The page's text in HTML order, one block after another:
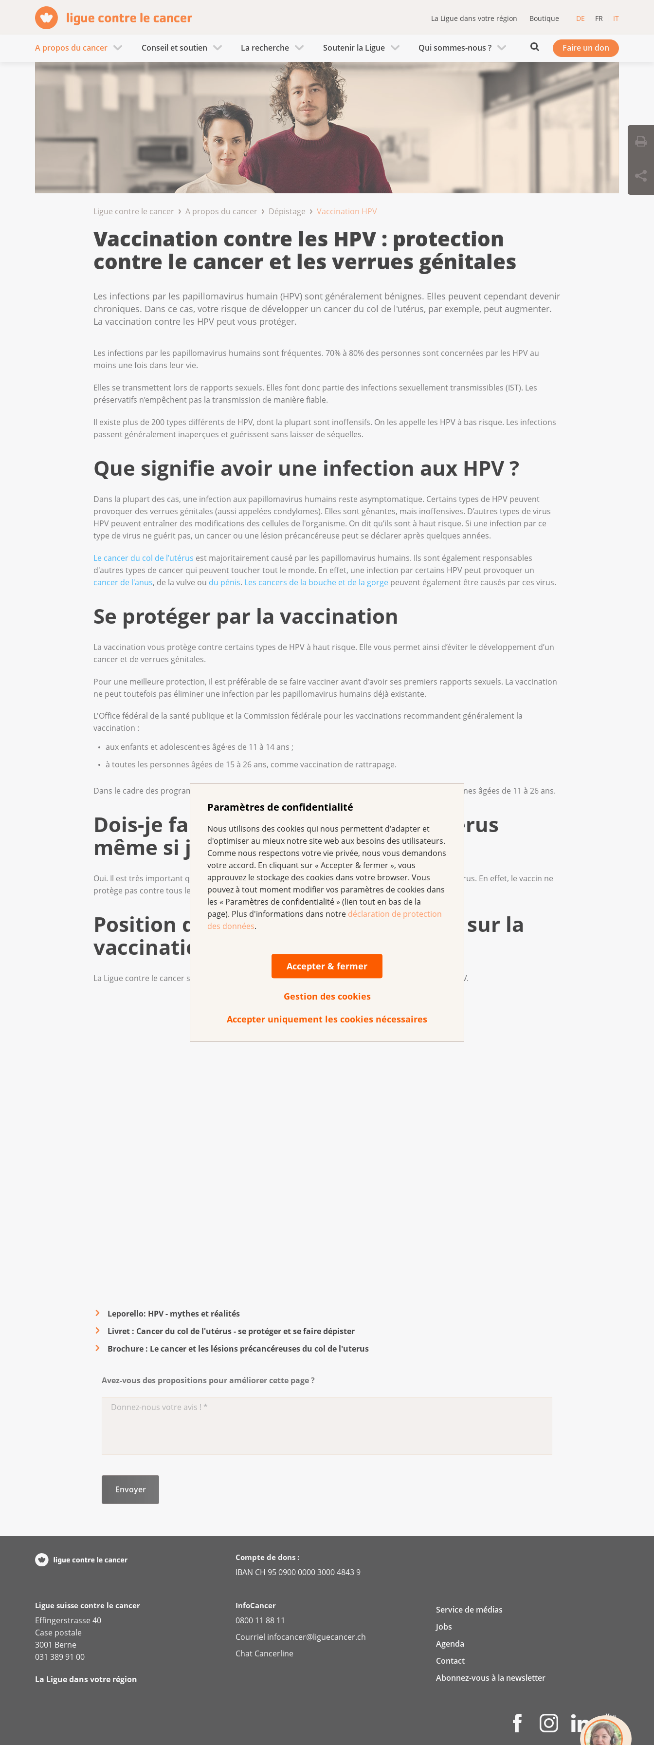
Paramètres de confidentialité
Nous utilisons des cookies qui nous permettent d'adapter et
d'optimiser au mieux notre site web aux besoins des utilisateurs.
Comme nous respectons votre vie privée, nous vous demandons
votre accord. En cliquant sur « Accepter & fermer », vous
approuvez le stockage des cookies dans votre browser. Vous
pouvez à tout moment modifier vos paramètres de cookies dans
les « Paramètres de confidentialité » (lien tout en bas de la
page). Plus d'informations dans notre déclaration de protection
des données.
Accepter & fermer
Gestion des cookies
Accepter uniquement les cookies nécessaires
La Ligue dans votre région Boutique DE FR IT
A propos du cancer Conseil et soutien La recherche Soutenir la Ligue Qui sommes-nous ? Faire un don
Ligue contre le cancer A propos du cancer Dépistage Vaccination HPV
Vaccination contre les HPV : protection
contre le cancer et les verrues génitales
Les infections par les papillomavirus humain (HPV) sont généralement bénignes. Elles peuvent cependant devenir
chroniques. Dans ce cas, votre risque de développer un cancer du col de l'utérus, par exemple, peut augmenter.
La vaccination contre les HPV peut vous protéger.
Les infections par les papillomavirus humains sont fréquentes. 70% à 80% des personnes sont concernées par les HPV au
moins une fois dans leur vie.
Elles se transmettent lors de rapports sexuels. Elles font donc partie des infections sexuellement transmissibles (IST). Les
préservatifs n’empêchent pas la transmission de manière fiable.
Il existe plus de 200 types différents de HPV, dont la plupart sont inoffensifs. On les appelle les HPV à bas risque. Les infections
passent généralement inaperçues et guérissent sans laisser de séquelles.
Que signifie avoir une infection aux HPV ?
Dans la plupart des cas, une infection aux papillomavirus humains reste asymptomatique. Certains types de HPV peuvent
provoquer des verrues génitales (aussi appelées condylomes). Elles sont gênantes, mais inoffensives. D’autres types de virus
HPV peuvent entraîner des modifications des cellules de l'organisme. On dit qu’ils sont à haut risque. Si une infection par ce
type de virus ne guérit pas, un cancer ou une lésion précancéreuse peut se déclarer après quelques années.
Le cancer du col de l’utérus est majoritairement causé par les papillomavirus humains. Ils sont également responsables
d'autres types de cancer qui peuvent toucher tout le monde. En effet, une infection par certains HPV peut provoquer un
cancer de l'anus, de la vulve ou du pénis. Les cancers de la bouche et de la gorge peuvent également être causés par ces virus.
Se protéger par la vaccination
La vaccination vous protège contre certains types de HPV à haut risque. Elle vous permet ainsi d’éviter le développement d’un
cancer et de verrues génitales.
Pour une meilleure protection, il est préférable de se faire vacciner avant d'avoir ses premiers rapports sexuels. La vaccination
ne peut toutefois pas éliminer une infection par les papillomavirus humains déjà existante.
L'Office fédéral de la santé publique et la Commission fédérale pour les vaccinations recommandent généralement la
vaccination :
aux enfants et adolescent·es âgé·es de 11 à 14 ans ;
à toutes les personnes âgées de 15 à 26 ans, comme vaccination de rattrapage.
Dans le cadre des programmes de vaccination cantonaux, la vaccination est gratuite pour les personnes âgées de 11 à 26 ans.
Dois-je faire un frottis du col de l'utérus
même si je suis vaccinée ?
Oui. Il est très important que les personnes vaccinées fassent régulièrement un frottis du col de l'utérus. En effet, le vaccin ne
protège pas contre tous les virus HPV pouvant provoquer un cancer.
Position de la Ligue contre le cancer sur la
vaccination
La Ligue contre le cancer salue les progrès réalisés dans la prévention des cancers causés par les HPV.
Leporello: HPV - mythes et réa­li­tés
Livret : Can­cer du col de l'uté­rus - se pro­té­ger et se faire dé­pis­ter
Brochure : Le cancer et les lésions précancéreuses du col de l'uterus
Avez-vous des propositions pour améliorer cette page ?
Compte de dons :
IBAN CH 95 0900 0000 3000 4843 9
Ligue suisse contre le cancer
Effingerstrasse 40
Case postale
3001 Berne
031 389 91 00
La Ligue dans votre région
InfoCancer
0800 11 88 11
Courriel infocancer@liguecancer.ch
Chat Cancerline
Service de médias
Jobs
Agenda
Contact
Abonnez-vous à la newsletter